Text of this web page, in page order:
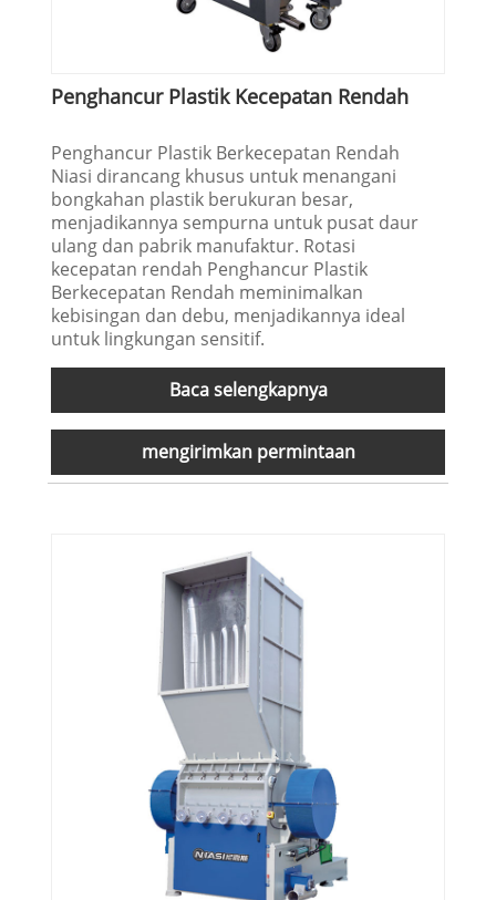
Penghancur Plastik Kecepatan Rendah
​Penghancur Plastik Berkecepatan Rendah
Niasi dirancang khusus untuk menangani
bongkahan plastik berukuran besar,
menjadikannya sempurna untuk pusat daur
ulang dan pabrik manufaktur. Rotasi
kecepatan rendah Penghancur Plastik
Berkecepatan Rendah meminimalkan
kebisingan dan debu, menjadikannya ideal
untuk lingkungan sensitif.
Baca selengkapnya
mengirimkan permintaan